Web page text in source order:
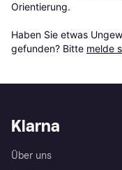
Orientierung.
Haben Sie etwas
gefunden? Bitte melde
Klarna
Über uns